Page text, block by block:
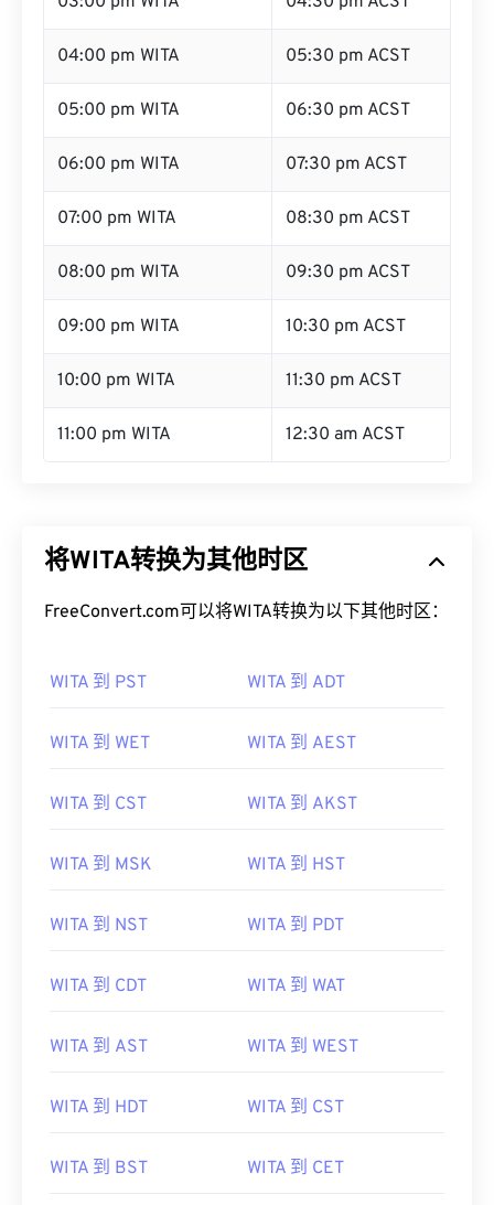
04:00 pm WITA 05:30 pm ACST
05:00 pm WITA 06:30 pm ACST
06:00 pm WITA 07:30 pm ACST
07:00 pm WITA 08:30 pm ACST
08:00 pm WITA 09:30 pm ACST
09:00 pm WITA 10:30 pm ACST
10:00 pm WITA 11:30 pm ACST
11:00 pm WITA 12:30 am ACST
将WITA转换为其他时区
FreeConvert.com可以将WITA转换为以下其他时区：
WITA 到 PST WITA 到 ADT
WITA 到 WET WITA 到 AEST
WITA 到 CST WITA 到 AKST
WITA 到 MSK WITA 到 HST
WITA 到 NST WITA 到 PDT
WITA 到 CDT WITA 到 WAT
WITA 到 AST WITA 到 WEST
WITA 到 HDT WITA 到 CST
WITA 到 BST WITA 到 CET